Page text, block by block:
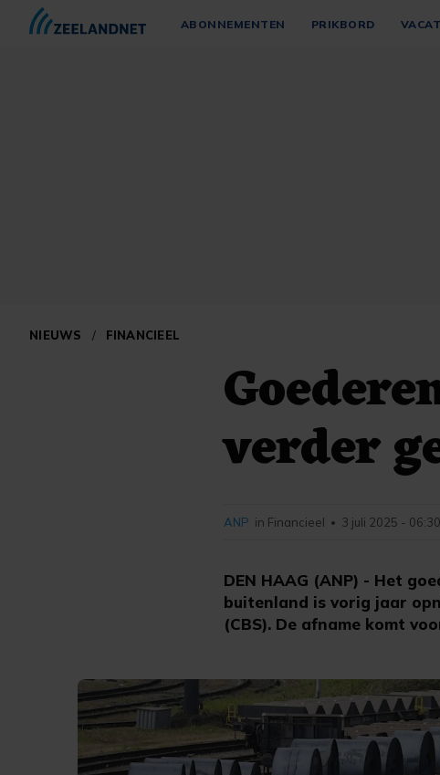
ABONNEMENTEN PRIKBORD
NIEUWS / FINANCIEEL
verder
DEN HAAG (ANP) - Het
buitenland is vorig jaar
(CBS). De afname komt
ANP in Financieel • 3 juli 2025 - 06:30